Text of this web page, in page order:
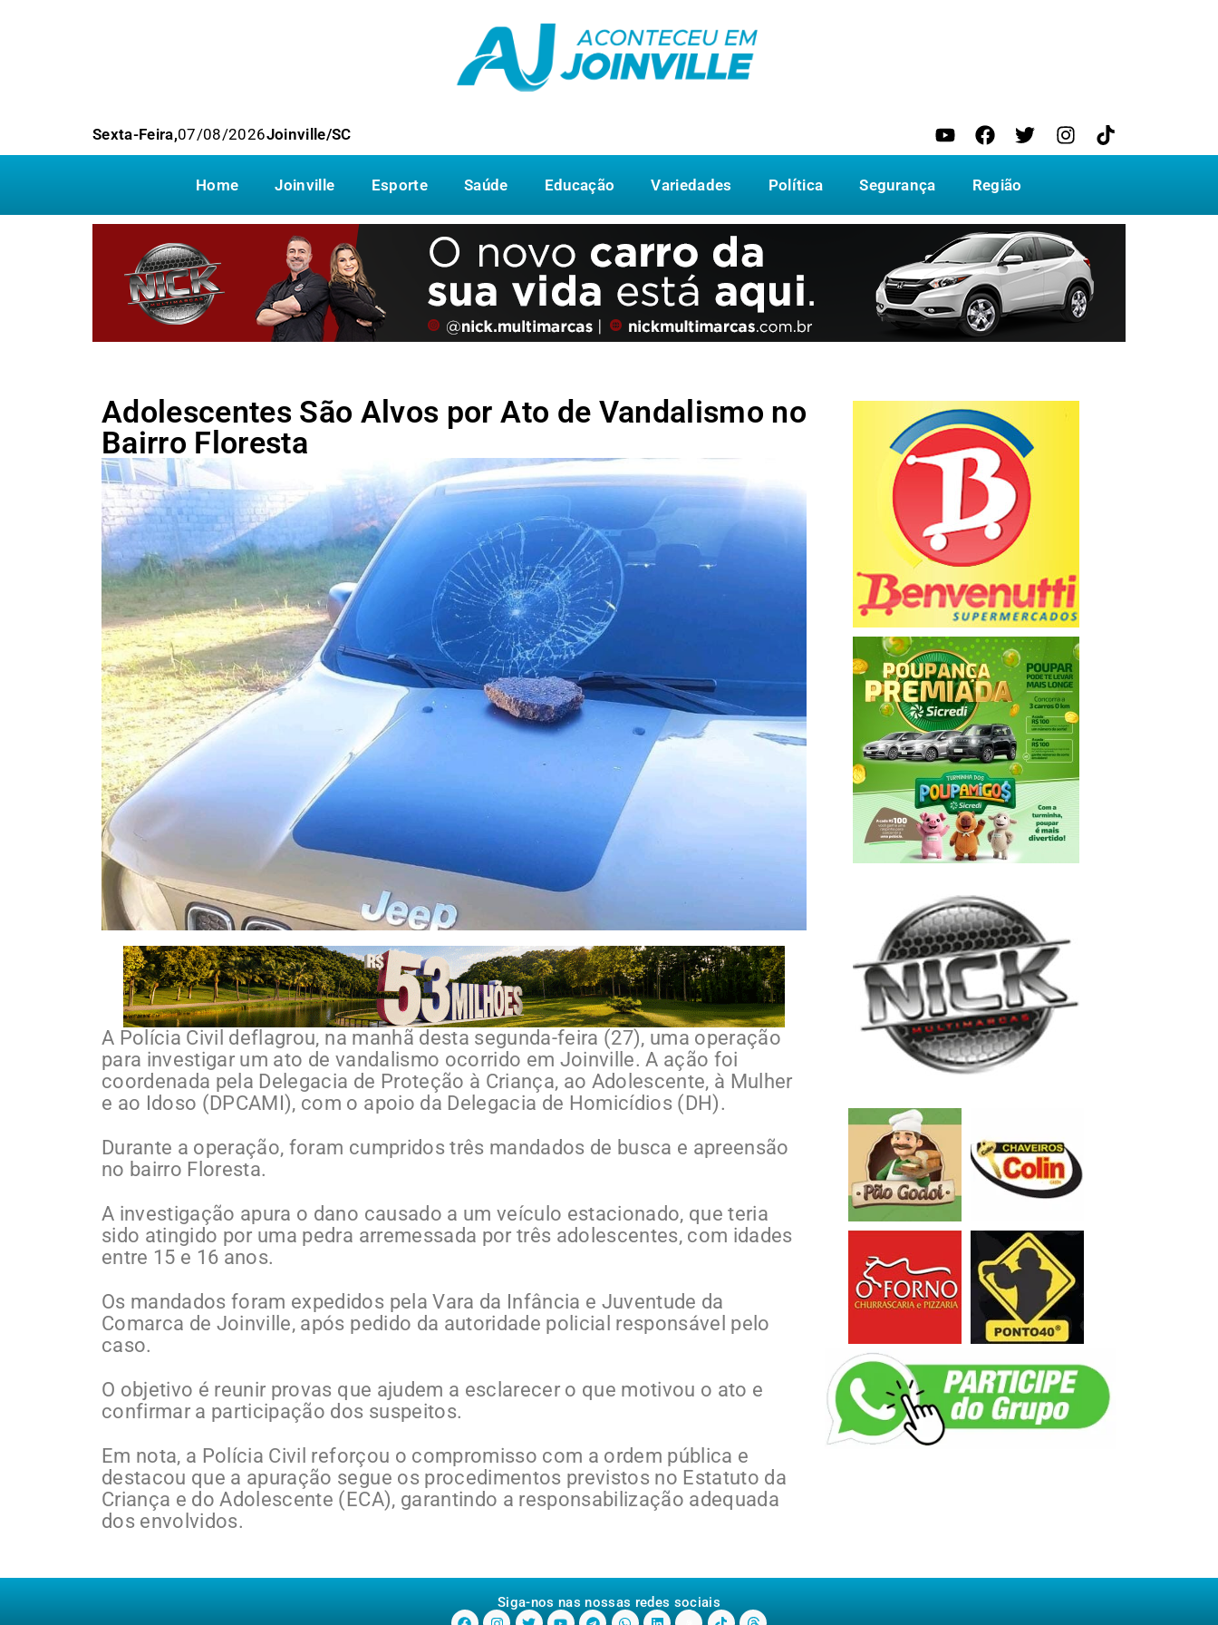
Sexta-Feira,07/08/2026Joinville/SC
Home Joinville Esporte Saúde Educação Variedades Política Segurança Região
Adolescentes São Alvos por Ato de Vandalismo no
Bairro Floresta
A Polícia Civil deflagrou, na manhã desta segunda-feira (27), uma operação
para investigar um ato de vandalismo ocorrido em Joinville. A ação foi
coordenada pela Delegacia de Proteção à Criança, ao Adolescente, à Mulher
e ao Idoso (DPCAMI), com o apoio da Delegacia de Homicídios (DH).
Durante a operação, foram cumpridos três mandados de busca e apreensão
no bairro Floresta.
A investigação apura o dano causado a um veículo estacionado, que teria
sido atingido por uma pedra arremessada por três adolescentes, com idades
entre 15 e 16 anos.
Os mandados foram expedidos pela Vara da Infância e Juventude da
Comarca de Joinville, após pedido da autoridade policial responsável pelo
caso.
O objetivo é reunir provas que ajudem a esclarecer o que motivou o ato e
confirmar a participação dos suspeitos.
Em nota, a Polícia Civil reforçou o compromisso com a ordem pública e
destacou que a apuração segue os procedimentos previstos no Estatuto da
Criança e do Adolescente (ECA), garantindo a responsabilização adequada
dos envolvidos.
Siga-nos nas nossas redes sociais